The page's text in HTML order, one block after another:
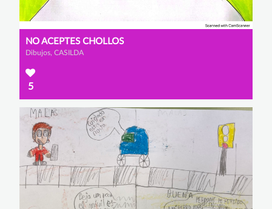
NO ACEPTES CHOLLOS
Dibujos, CASILDA
5